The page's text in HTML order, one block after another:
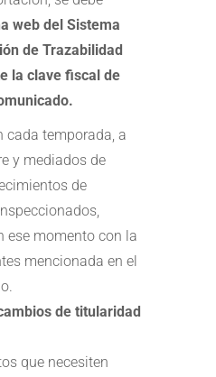
web del Sistema
de Trazabilidad
la clave fiscal de
cada temporada, a
y mediados de
de
ese momento con la
mencionada en el
de titularidad
que necesiten